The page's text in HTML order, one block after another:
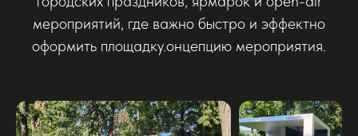
мероприятий, где важно быстро и эффектно
оформить площадку.онцепцию мероприятия.